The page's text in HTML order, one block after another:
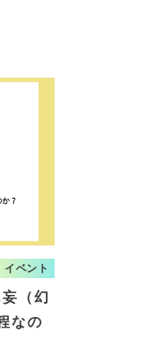
イベント
（幻
なの